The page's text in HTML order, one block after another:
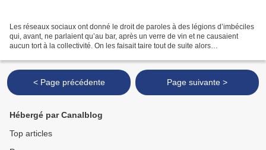
Les réseaux sociaux ont donné le droit de paroles à des légions d’imbéciles
qui, avant, ne parlaient qu’au bar, après un verre de vin et ne causaient
aucun tort à la collectivité. On les faisait taire tout de suite alors
< Page précédente Page suivante >
Hébergé par Canalblog
Top articles